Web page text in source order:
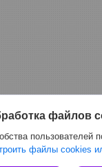
файлов
пользователей
файлы cookies